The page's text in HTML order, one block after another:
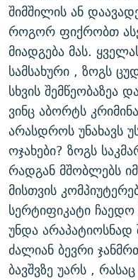
შიმშილის ან
როგორ ფიქრობთ
მიადგება მას.
სამსახური , ზოგს
სხვის შემწეობაზეა
ვინც აბორტს
არასდროს უნახავს
ოჯახები? ზოგს
რადგან მშობლებს
მისთვის
სერტიფიკატი
უნდა არაპატიოსნად
ძალიან ბევრი
ბავშვზე უარს ,